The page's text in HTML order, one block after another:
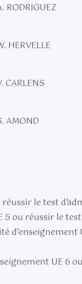
RODRIGUEZ
HERVELLE
CARLENS
AMOND
le test
5 ou réussir le
d’enseignement
UE 6